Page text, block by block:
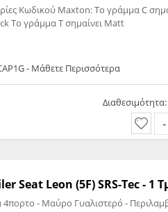
Κωδικού Maxton: Το γράμμα C
Το γράμμα T σημαίνει Matt
- Μάθετε Περισσότερα
Διαθεσιμότητα:
Seat Leon (5F) SRS-Tec - 1
- Μαύρο Γυαλιστερό -